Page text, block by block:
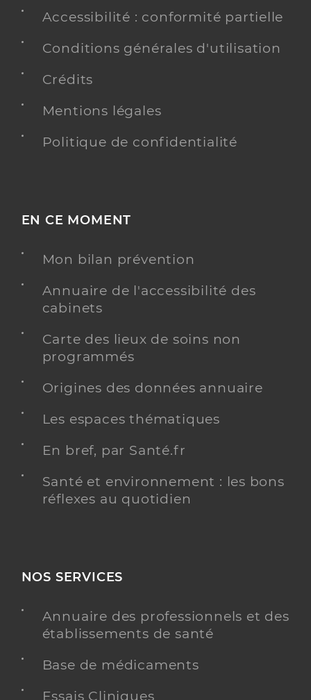
Accessibilité : conformité partielle
Conditions générales d'utilisation
Crédits
Mentions légales
Politique de confidentialité
EN CE MOMENT
Mon bilan prévention
Annuaire de l'accessibilité des
cabinets
Carte des lieux de soins non
programmés
Origines des données annuaire
Les espaces thématiques
En bref, par Santé.fr
Santé et environnement : les bons
réflexes au quotidien
NOS SERVICES
Annuaire des professionnels et des
établissements de santé
Base de médicaments
Essais Cliniques